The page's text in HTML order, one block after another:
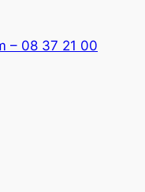
– 08 37 21 00